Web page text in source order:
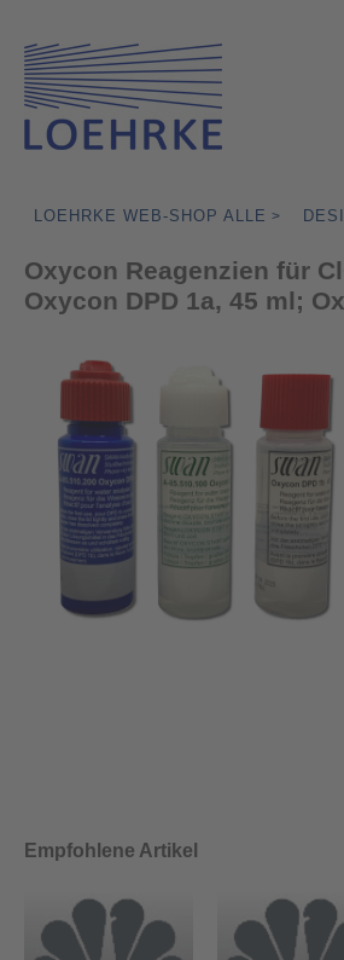
LOEHRKE WEB-SHOP ALLE >
Oxycon Reagenzien für
Oxycon DPD 1a, 45 ml;
Empfohlene Artikel